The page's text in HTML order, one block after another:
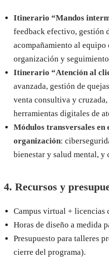
Itinerario “Mandos
feedback efectivo, gestión
acompañamiento al
organización y
Itinerario “Atención al
avanzada, gestión de
venta consultiva y
herramientas digitales de
Módulos transversales
organización:
bienestar y salud mental,
4. Recursos y
Campus virtual + licencias
Horas de diseño a medida
Presupuesto para talleres
cierre del programa).